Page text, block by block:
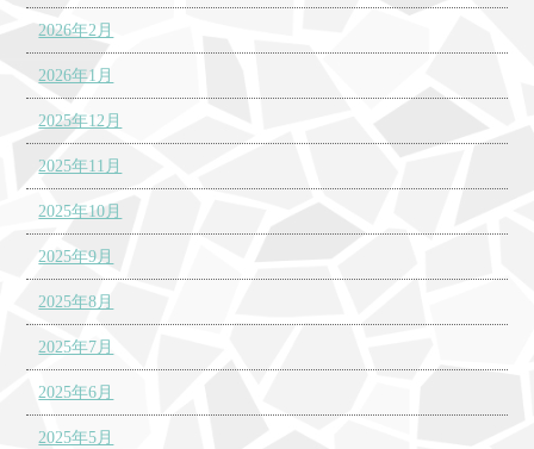
2026年2月
2026年1月
2025年12月
2025年11月
2025年10月
2025年9月
2025年8月
2025年7月
2025年6月
2025年5月